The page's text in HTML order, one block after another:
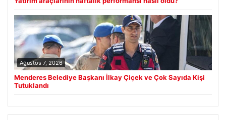
Ağustos 7, 2026
Menderes Belediye Başkanı İlkay Çiçek ve Çok Sayıda Kişi
Tutuklandı